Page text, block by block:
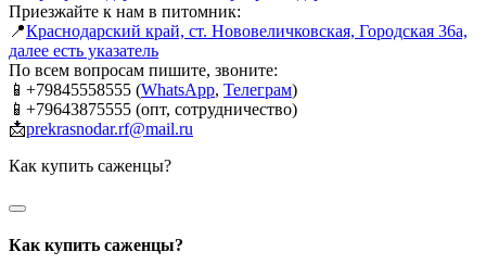
Приезжайте к нам в питомник:
📍Краснодарский край, ст. Нововеличковская, Городская 36а,
далее есть указатель
По всем вопросам пишите, звоните:
📱+79845558555 (WhatsApp, Телеграм)
📱+79643875555 (опт, сотрудничество)
📩prekrasnodar.rf@mail.ru
Как купить саженцы?
Как купить саженцы?